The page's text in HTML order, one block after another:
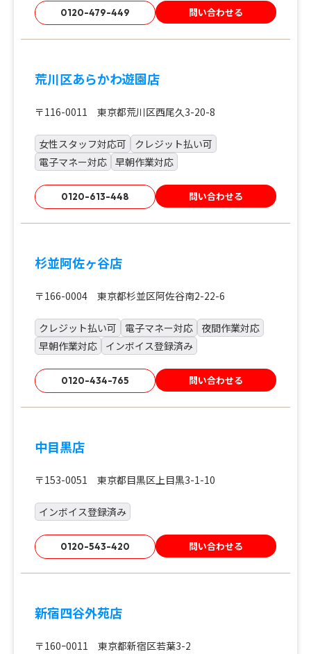
0120-479-449 問い合わせる
荒川区あらかわ遊園店
〒116-0011 東京都荒川区西尾久3-20-8
女性スタッフ対応可
クレジット払い可
電子マネー対応 早朝作業対応
0120-613-448 問い合わせる
杉並阿佐ヶ谷店
〒166-0004 東京都杉並区阿佐谷南2-22-6
クレジット払い可 電子マネー対応
夜間作業対応
早朝作業対応
インボイス登録済み
0120-434-765 問い合わせる
中目黒店
〒153-0051 東京都目黒区上目黒3-1-10
インボイス登録済み
0120-543-420 問い合わせる
新宿四谷外苑店
〒160ｰ0011 東京都新宿区若葉3-2